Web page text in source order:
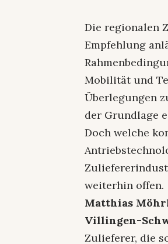
Die regionalen
Empfehlung
Mobilität und
Überlegungen
der Grundlage
Doch welche
weiterhin offen.
Matthias
Villingen-
Zulieferer, die